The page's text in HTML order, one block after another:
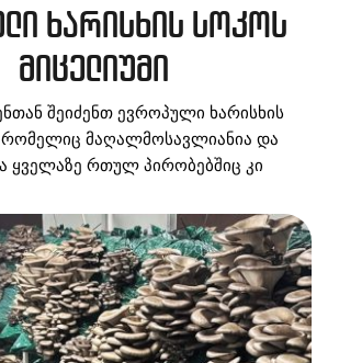
ხარისხის სოკოს
მიცელიუმი
შეიძენთ ევროპული ხარისხის
რომელიც მაღალმოსავლიანია და
ყველაზე რთულ პირობებშიც კი